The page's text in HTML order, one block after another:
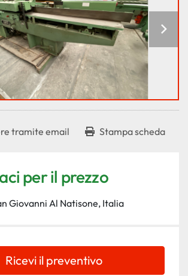
tramite email Stampa scheda
per il prezzo
Giovanni Al Natisone, Italia
Ricevi il preventivo